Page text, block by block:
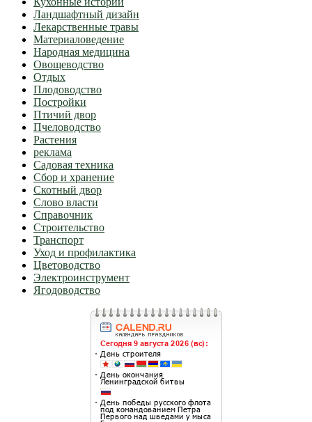
Ландшафтный дизайн
Лекарственные травы
Материаловедение
Народная медицина
Овощеводство
Отдых
Плодоводство
Постройки
Птичий двор
Пчеловодство
Растения
реклама
Садовая техника
Сбор и хранение
Скотный двор
Слово власти
Справочник
Строительство
Транспорт
Уход и профилактика
Цветоводство
Электроинструмент
Ягодоводство